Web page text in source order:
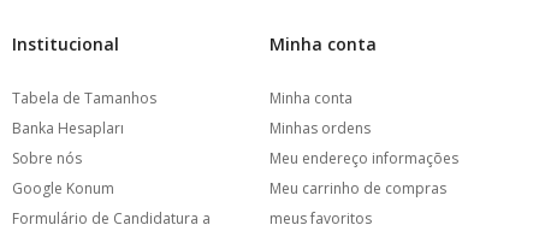
Institucional
Tabela de Tamanhos
Banka Hesapları
Sobre nós
Google Konum
Formulário de Candidatura a
Minha conta
Minha conta
Minhas ordens
Meu endereço informações
Meu carrinho de compras
meus favoritos